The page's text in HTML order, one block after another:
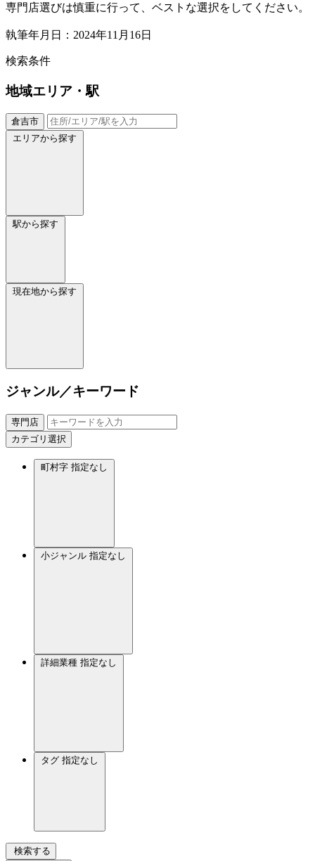
専門店選びは慎重に行って、ベストな選択をしてください。
執筆年月日：2024年11月16日
検索条件
地域エリア・駅
倉吉市
エリアから探す
駅から探す
現在地から探す
ジャンル／キーワード
専門店
カテゴリ選択
町村字 指定なし
小ジャンル 指定なし
詳細業種 指定なし
タグ 指定なし
検索する